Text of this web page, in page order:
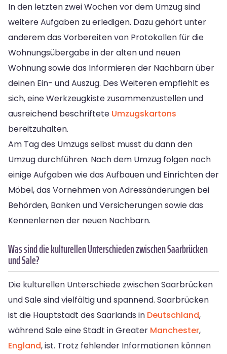
In den letzten zwei Wochen vor dem Umzug sind
weitere Aufgaben zu erledigen. Dazu gehört unter
anderem das Vorbereiten von Protokollen für die
Wohnungsübergabe in der alten und neuen
Wohnung sowie das Informieren der Nachbarn über
deinen Ein- und Auszug. Des Weiteren empfiehlt es
sich, eine Werkzeugkiste zusammenzustellen und
ausreichend beschriftete Umzugskartons
bereitzuhalten.
Am Tag des Umzugs selbst musst du dann den
Umzug durchführen. Nach dem Umzug folgen noch
einige Aufgaben wie das Aufbauen und Einrichten der
Möbel, das Vornehmen von Adressänderungen bei
Behörden, Banken und Versicherungen sowie das
Kennenlernen der neuen Nachbarn.
Was sind die kulturellen Unterschieden zwischen Saarbrücken
und Sale?
Die kulturellen Unterschiede zwischen Saarbrücken
und Sale sind vielfältig und spannend. Saarbrücken
ist die Hauptstadt des Saarlands in Deutschland,
während Sale eine Stadt in Greater Manchester,
England, ist. Trotz fehlender Informationen können